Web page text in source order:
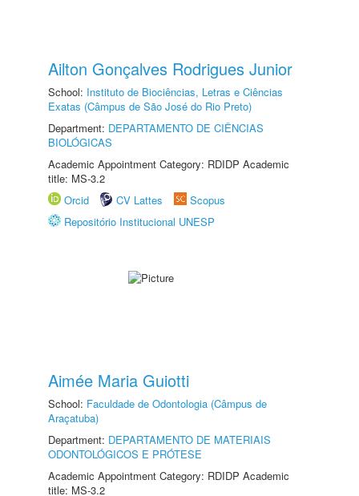
Ailton Gonçalves Rodrigues Junior
School: Instituto de Biociências, Letras e Ciências
Exatas (Câmpus de São José do Rio Preto)
Department: DEPARTAMENTO DE CIÊNCIAS
BIOLÓGICAS
Academic Appointment Category: RDIDP Academic
title: MS-3.2
Orcid
CV Lattes
Scopus
Repositório Institucional UNESP
Aimée Maria Guiotti
School: Faculdade de Odontologia (Câmpus de
Araçatuba)
Department: DEPARTAMENTO DE MATERIAIS
ODONTOLÓGICOS E PRÓTESE
Academic Appointment Category: RDIDP Academic
title: MS-3.2